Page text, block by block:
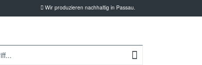
Wir produzieren nachhaltig in Passau.